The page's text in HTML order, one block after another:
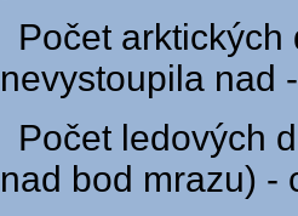
Počet
nevystoupila nad
Počet ledových
nad bod mrazu) -